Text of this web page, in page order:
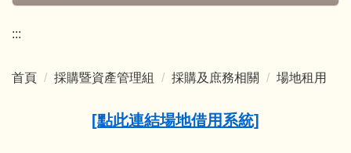
:::
首頁 採購暨資產管理組 採購及庶務相關 場地租用
[點此連結場地借用系統]